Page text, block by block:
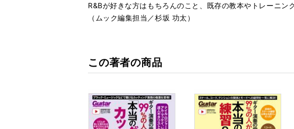
R&Bが好きな方はもちろんのこと、既存の教本やトレーニン
（ムック編集担当／杉坂 功太）
この著者の商品